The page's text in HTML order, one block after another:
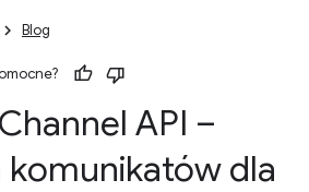
Blog
Channel API –
dla